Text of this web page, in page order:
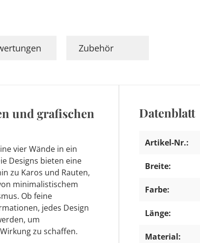
Zubehör
und grafischen
vier Wände in ein
Designs bieten eine
zu Karos und Rauten,
minimalistischem
Ob feine
jedes Design
um
zu schaffen.
Datenblatt
Artikel-Nr.:
Breite:
Farbe:
Länge:
Material: